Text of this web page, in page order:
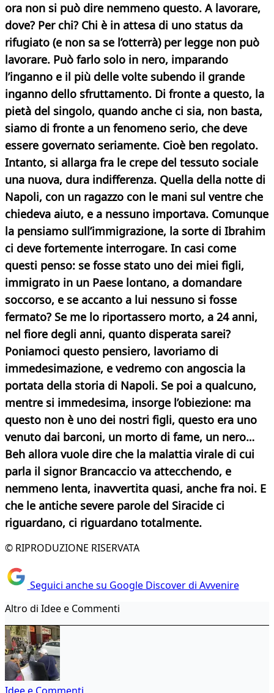
ora non si può dire nemmeno questo. A lavorare,
dove? Per chi? Chi è in attesa di uno status da
rifugiato (e non sa se l’otterrà) per legge non può
lavorare. Può farlo solo in nero, imparando
l’inganno e il più delle volte subendo il grande
inganno dello sfruttamento. Di fronte a questo, la
pietà del singolo, quando anche ci sia, non basta,
siamo di fronte a un fenomeno serio, che deve
essere governato seriamente. Cioè ben regolato.
Intanto, si allarga fra le crepe del tessuto sociale
una nuova, dura indifferenza. Quella della notte di
Napoli, con un ragazzo con le mani sul ventre che
chiedeva aiuto, e a nessuno importava. Comunque
la pensiamo sull’immigrazione, la sorte di Ibrahim
ci deve fortemente interrogare. In casi come
questi penso: se fosse stato uno dei miei figli,
immigrato in un Paese lontano, a domandare
soccorso, e se accanto a lui nessuno si fosse
fermato? Se me lo riportassero morto, a 24 anni,
nel fiore degli anni, quanto disperata sarei?
Poniamoci questo pensiero, lavoriamo di
immedesimazione, e vedremo con angoscia la
portata della storia di Napoli. Se poi a qualcuno,
mentre si immedesima, insorge l’obiezione: ma
questo non è uno dei nostri figli, questo era uno
venuto dai barconi, un morto di fame, un nero…
Beh allora vuole dire che la malattia virale di cui
parla il signor Brancaccio va attecchendo, e
nemmeno lenta, inavvertita quasi, anche fra noi. E
che le antiche severe parole del Siracide ci
riguardano, ci riguardano totalmente.
© RIPRODUZIONE RISERVATA
Seguici anche su Google Discover di Avvenire
Altro di Idee e Commenti